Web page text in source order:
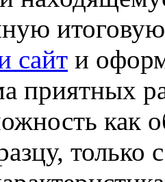
сайт и
приятных
как